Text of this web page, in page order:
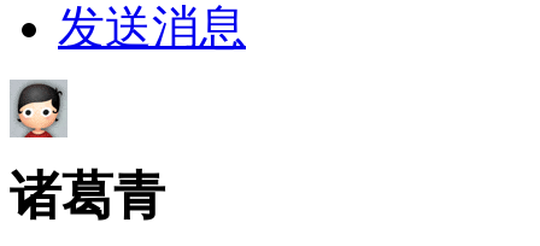
发送消息
诸葛青